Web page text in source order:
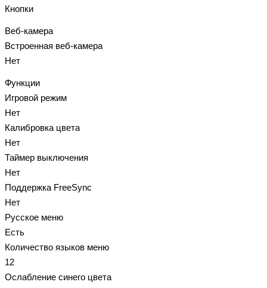
Кнопки
Веб-камера
Встроенная веб-камера
Нет
Функции
Игровой режим
Нет
Калибровка цвета
Нет
Таймер выключения
Нет
Поддержка FreeSync
Нет
Русское меню
Есть
Количество языков меню
12
Ослабление синего цвета